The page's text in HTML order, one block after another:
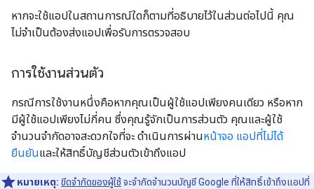
หากจะใช้แอปในสถานการณ์ใดก็ตามที่อธิบายไว้ในส่วนต่อไปนี้ คุณ
ไม่จำเป็นต้องส่งแอปเพื่อรับการตรวจสอบ
การใช้งานส่วนตัว
กรณีการใช้งานหนึ่งคือหากคุณเป็นผู้ใช้แอปเพียงคนเดียว หรือหาก
มีผู้ใช้แอปเพียงไม่กี่คน ซึ่งคุณรู้จักเป็นการส่วนตัว คุณและผู้ใช้
จำนวนจำกัดอาจสะดวกใจที่จะ ดำเนินการผ่านหน้าจอ แอปที่ไม่ได้
ยืนยันและให้สิทธิ์บัญชีส่วนตัวเข้าถึงแอป
หมายเหตุ: ขีดจำกัดของผู้ใช้จะจำกัดจำนวนบัญชี Google ที่ให้สิทธิ์เข้าถึงแอปที่